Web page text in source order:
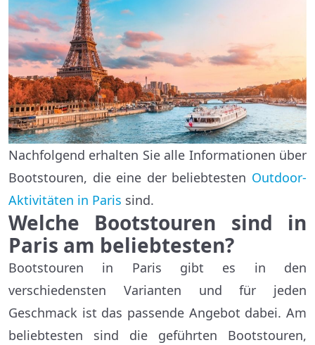
Nachfolgend erhalten Sie alle Informationen über
Bootstouren, die eine der beliebtesten Outdoor-
Aktivitäten in Paris sind.
Welche Bootstouren sind in
Paris am beliebtesten?
Bootstouren in Paris gibt es in den
verschiedensten Varianten und für jeden
Geschmack ist das passende Angebot dabei. Am
beliebtesten sind die geführten Bootstouren,